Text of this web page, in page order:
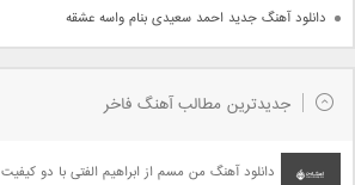
دانلود آهنگ جدید احمد سعیدی بنام واسه عشقه
جدیدترین مطالب آهنگ فاخر
دانلود آهنگ من مسم از ابراهیم الفتی با دو کیفیت